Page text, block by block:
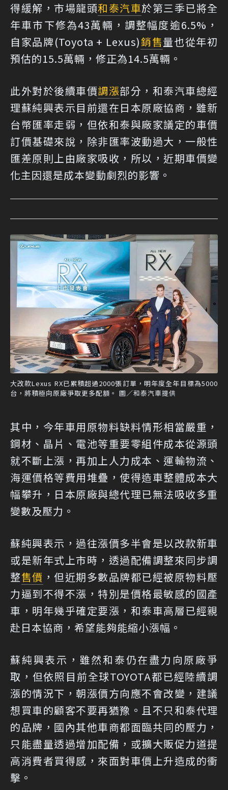
得緩解，市場龍頭和泰汽車於第三季已將全
年車市下修為43萬輛，調整幅度逾6.5%，
自家品牌(Toyota + Lexus)銷售量也從年初
預估的15.5萬輛，修正為14.5萬輛。
此外對於後續車價調漲部分，和泰汽車總經
理蘇純興表示目前還在日本原廠協商，雖新
台幣匯率走弱，但依和泰與廠家議定的車價
訂價基礎來說，除非匯率波動過大，一般性
匯差原則上由廠家吸收，所以，近期車價變
化主因還是成本變動劇烈的影響。
大改款Lexus RX已累積超過2000張訂單，明年度全年目標為5000
台，將積極向原廠爭取更多配額。 圖／和泰汽車提供
其中，今年車用原物料缺料情形相當嚴重，
鋼材、晶片、電池等重要零組件成本從源頭
就不斷上漲，再加上人力成本、運輸物流、
海運價格等費用堆疊，使得造車整體成本大
幅攀升，日本原廠與總代理已無法吸收多重
變數及壓力。
蘇純興表示，過往漲價多半會是以改款新車
或是新年式上市時，透過配備調整來同步調
整售價 ，但近期多數品牌都已經被原物料壓
力逼到不得不漲，特別是價格最敏感的國產
車，明年幾乎確定要漲，和泰車高層已經親
赴日本協商，希望能夠能縮小漲幅。
蘇純興表示，雖然和泰仍在盡力向原廠爭
取，但依照目前全球TOYOTA都已經陸續調
漲的情況下，朝漲價方向應不會改變，建議
想買車的顧客不要再猶豫。且不只和泰代理
的品牌，國內其他車商都面臨共同的壓力，
只能盡量透過增加配備，或擴大販促力道提
高消費者買得感，來面對車價上升造成的衝
擊。